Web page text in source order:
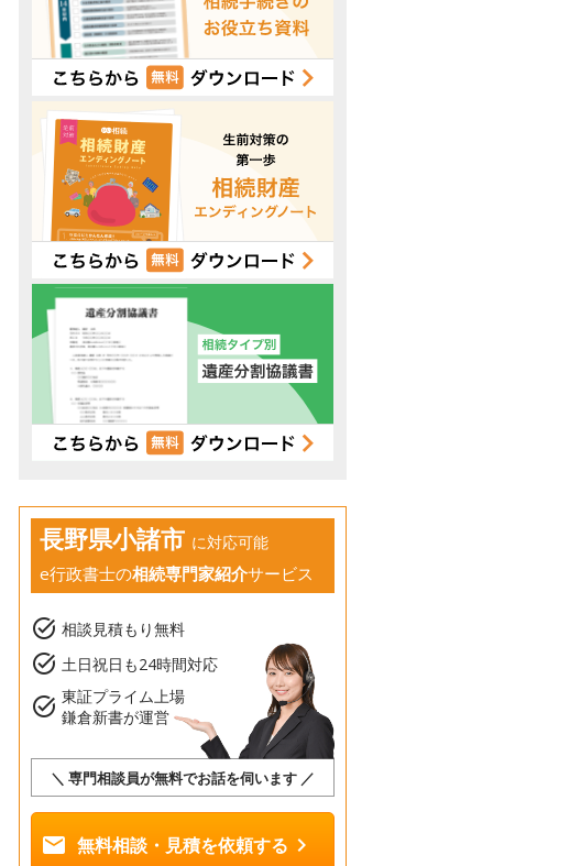
長野県小諸市 に対応可能
e行政書士の相続専門家紹介サービス
task_alt 相談見積もり無料
task_alt 土日祝日も24時間対応
task_alt 東証プライム上場
鎌倉新書が運営
＼ 専門相談員が無料でお話を伺います ／
mail 無料相談・見積を依頼する chevron_right